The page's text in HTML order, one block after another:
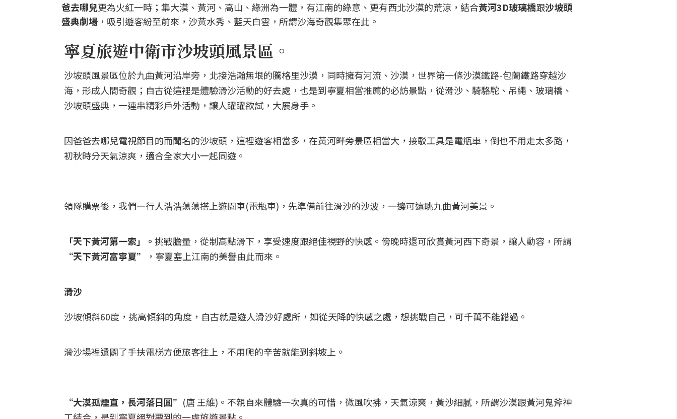
爸去哪兒更為火紅一時；集大漠、黃河、高山、綠洲為一體，有江南的綠意、更有西北沙漠的荒涼，結合黃河3D玻璃橋跟沙坡頭
盛典劇場 ，吸引遊客紛至前來，沙黃水秀、藍天白雲，所謂沙海奇觀集聚在此。
寧夏旅遊中衛市沙坡頭風景區。
沙坡頭風景區位於九曲黃河沿岸旁，北接浩瀚無垠的騰格里沙漠，同時擁有河流、沙漠，世界第一條沙漠鐵路-包蘭鐵路穿越沙
海，形成人間奇觀；自古從這裡是體驗滑沙活動的好去處，也是到寧夏相當推薦的必訪景點，從滑沙、騎駱駝、吊繩、玻璃橋、
沙坡頭盛典，一連串精彩戶外活動，讓人躍躍欲試，大展身手。
因爸爸去哪兒電視節目的而聞名的沙坡頭，這裡遊客相當多，在黃河畔旁景區相當大，接駁工具是電瓶車，倒也不用走太多路，
初秋時分天氣涼爽，適合全家大小一起同遊。
領隊購票後，我們一行人浩浩蕩蕩搭上遊園車(電瓶車)，先準備前往滑沙的沙波，一邊可遠眺九曲黃河美景。
「天下黃河第一索」。 挑戰膽量，從制高點滑下，享受速度跟絕佳視野的快感。傍晚時還可欣賞黃河西下奇景，讓人動容，所謂
“天下黃河富寧夏”
，寧夏塞上江南的美譽由此而來。
滑沙
沙坡傾斜60度，挑高傾斜的角度，自古就是遊人滑沙好處所，如從天降的快感之處，想挑戰自己，可千萬不能錯過。
滑沙場裡還闢了手扶電梯方便旅客往上，不用爬的辛苦就能到斜坡上。
“大漠孤煙直，長河落日圓” (唐 王維)。不親自來體驗一次真的可惜，微風吹拂，天氣涼爽，黃沙細膩，所謂沙漠跟黃河鬼斧神